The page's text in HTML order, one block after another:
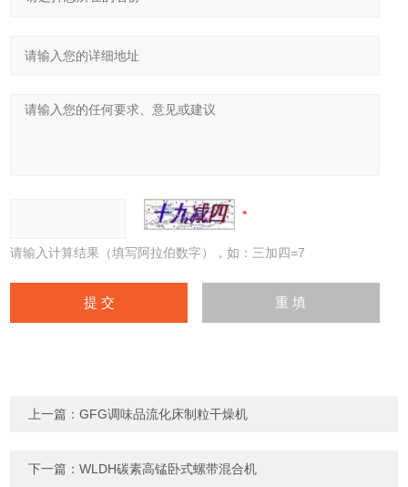
请输入计算结果（填写阿拉伯数字），如：三加四=7
上一篇：GFG调味品‌流化床制粒干燥机
下一篇：WLDH碳素高锰卧式螺带混合机